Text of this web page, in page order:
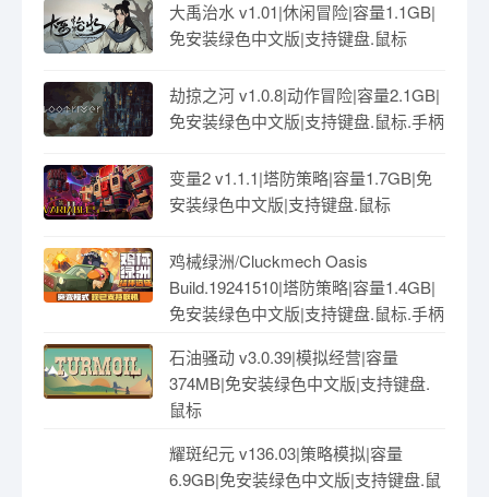
日光工坊/Suncraft Build.24422193|模拟经营|容量364B|
免安装绿色中文版|支持键盘.鼠标.手柄
随机推荐
喵喵茶餐厅/PurrPlate v1.1.1|休闲益智|
容量949MB|免安装绿色中文版|支持键
城堡崩塌/Castle Crumble v1.0.0|休闲
益智|容量1.17GB|免安装绿色中文版|
支持键盘.鼠标.手柄
大禹治水 v1.01|休闲冒险|容量1.1GB|
免安装绿色中文版|支持键盘.鼠标
劫掠之河 v1.0.8|动作冒险|容量2.1GB|
免安装绿色中文版|支持键盘.鼠标.手柄